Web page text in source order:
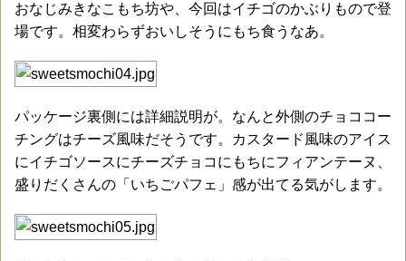
おなじみきなこもち坊や、今回はイチゴのかぶりもので登
場です。相変わらずおいしそうにもち食うなあ。
パッケージ裏側には詳細説明が。なんと外側のチョココー
チングはチーズ風味だそうです。カスタード風味のアイス
にイチゴソースにチーズチョコにもちにフィアンテーヌ、
盛りだくさんの「いちごパフェ」感が出てる気がします。